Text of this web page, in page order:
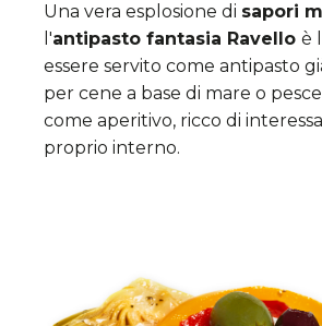
Una vera esplosione di sapori
l'antipasto fantasia Ravello è
essere servito come antipasto
per cene a base di mare o
come aperitivo, ricco di
proprio interno.